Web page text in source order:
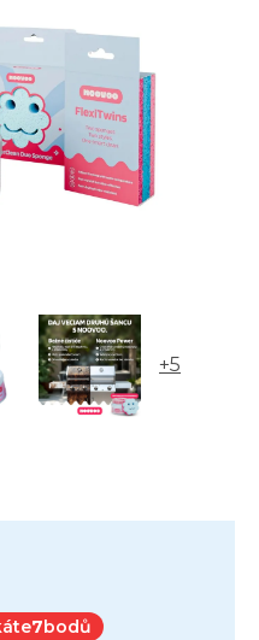
+5
7bodů